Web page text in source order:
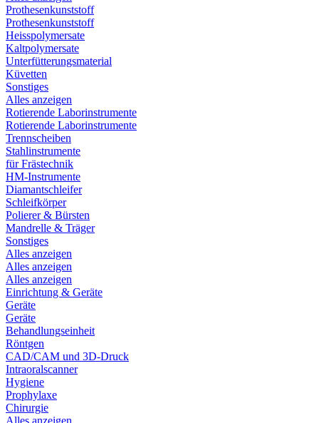
Prothesenkunststoff
Prothesenkunststoff
Heisspolymersate
Kaltpolymersate
Unterfütterungsmaterial
Küvetten
Sonstiges
Alles anzeigen
Rotierende Laborinstrumente
Rotierende Laborinstrumente
Trennscheiben
Stahlinstrumente
für Frästechnik
HM-Instrumente
Diamantschleifer
Schleifkörper
Polierer & Bürsten
Mandrelle & Träger
Sonstiges
Alles anzeigen
Alles anzeigen
Alles anzeigen
Einrichtung & Geräte
Geräte
Geräte
Behandlungseinheit
Röntgen
CAD/CAM und 3D-Druck
Intraoralscanner
Hygiene
Prophylaxe
Chirurgie
Alles anzeigen